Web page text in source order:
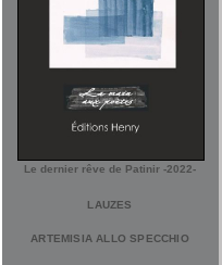
Le dernier rêve de Patinir -2022-
LAUZES
ARTEMISIA ALLO SPECCHIO